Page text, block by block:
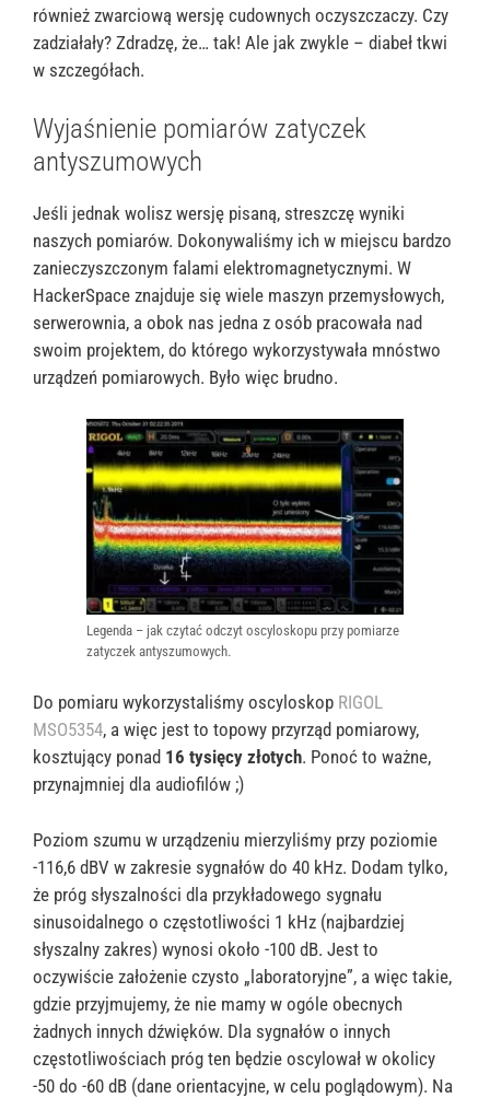
również zwarciową wersję cudownych oczyszczaczy. Czy
zadziałały? Zdradzę, że… tak! Ale jak zwykle – diabeł tkwi
w szczegółach.
Wyjaśnienie pomiarów zatyczek
antyszumowych
Jeśli jednak wolisz wersję pisaną, streszczę wyniki
naszych pomiarów. Dokonywaliśmy ich w miejscu bardzo
zanieczyszczonym falami elektromagnetycznymi. W
HackerSpace znajduje się wiele maszyn przemysłowych,
serwerownia, a obok nas jedna z osób pracowała nad
swoim projektem, do którego wykorzystywała mnóstwo
urządzeń pomiarowych. Było więc brudno.
Legenda – jak czytać odczyt oscyloskopu przy pomiarze
zatyczek antyszumowych.
Do pomiaru wykorzystaliśmy oscyloskop RIGOL
MSO5354, a więc jest to topowy przyrząd pomiarowy,
kosztujący ponad 16 tysięcy złotych. Ponoć to ważne,
przynajmniej dla audiofilów ;)
Poziom szumu w urządzeniu mierzyliśmy przy poziomie
-116,6 dBV w zakresie sygnałów do 40 kHz. Dodam tylko,
że próg słyszalności dla przykładowego sygnału
sinusoidalnego o częstotliwości 1 kHz (najbardziej
słyszalny zakres) wynosi około -100 dB. Jest to
oczywiście założenie czysto „laboratoryjne”, a więc takie,
gdzie przyjmujemy, że nie mamy w ogóle obecnych
żadnych innych dźwięków. Dla sygnałów o innych
częstotliwościach próg ten będzie oscylował w okolicy
-50 do -60 dB (dane orientacyjne, w celu poglądowym). Na